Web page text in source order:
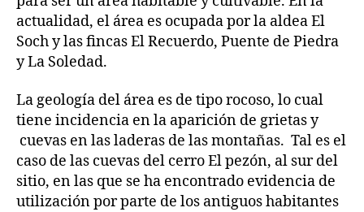
actualidad, el área es ocupada por la aldea El
Soch y las fincas El Recuerdo, Puente de Piedra
y La Soledad.
La geología del área es de tipo rocoso, lo cual
tiene incidencia en la aparición de grietas y
cuevas en las laderas de las montañas. Tal es el
caso de las cuevas del cerro El pezón, al sur del
sitio, en las que se ha encontrado evidencia de
utilización por parte de los antiguos habitantes